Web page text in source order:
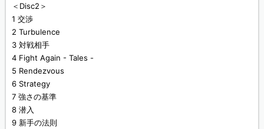
＜Disc2＞
1 交渉
2 Turbulence
3 対戦相手
4 Fight Again - Tales -
5 Rendezvous
6 Strategy
7 強さの基準
8 潜入
9 新手の法則